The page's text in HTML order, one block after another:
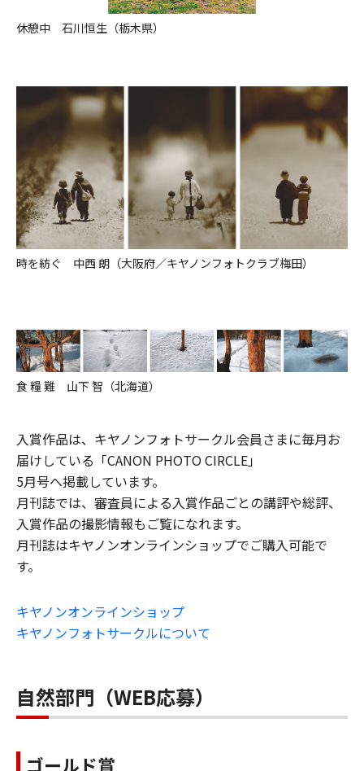
休憩中 石川恒生（栃木県）
時を紡ぐ 中西 朗（大阪府／キヤノンフォトクラブ梅田）
食 糧 難 山下 智（北海道）
入賞作品は、キヤノンフォトサークル会員さまに毎月お
届けしている「CANON PHOTO CIRCLE」
5月号へ掲載しています。
月刊誌では、審査員による入賞作品ごとの講評や総評、
入賞作品の撮影情報もご覧になれます。
月刊誌はキヤノンオンラインショップでご購入可能で
す。
キヤノンオンラインショップ
キヤノンフォトサークルについて
自然部門（WEB応募）
ゴールド賞